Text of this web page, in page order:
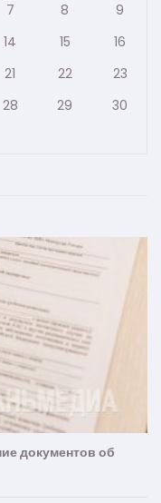
7 8
9
14 15
16
21 22
23
28 29
30